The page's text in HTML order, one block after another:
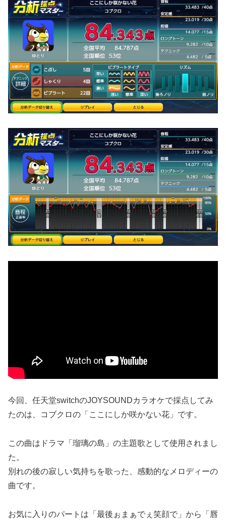
今回、任天堂switchのJOYSOUNDカラオケで採点してみ
たのは、コブクロの「ここにしか咲かない花」です。
この曲はドラマ「瑠璃の島」の主題歌として使用されまし
た。
別れの後の寂しい気持ちを歌った、感動的なメロディーの
曲です。
お気に入りのパートは「最後ぉまぁでぇ笑顔で」から「唇